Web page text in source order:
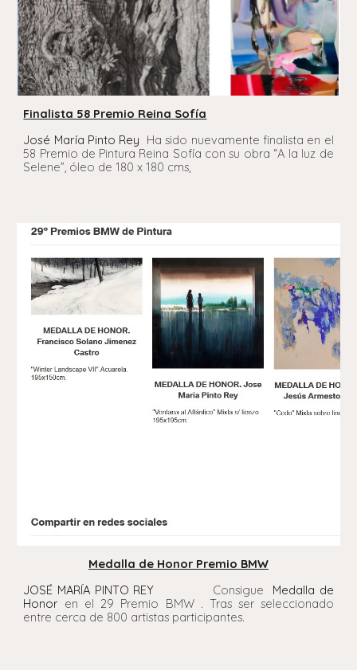
Finalista 58 Premio Reina Sofía
José María Pinto Rey Ha sido nuevamente finalista en el
58 Premio de Pintura Reina Sofía con su obra “A la luz de
Selene”, óleo de 180 x 180 cms,
Medalla de Honor Premio BMW
JOSÉ MARÍA PINTO REY Consigue Medalla de
Honor en el 29 Premio BMW . Tras ser seleccionado
entre cerca de 800 artistas participantes.